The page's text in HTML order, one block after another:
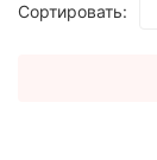
Сортировать: